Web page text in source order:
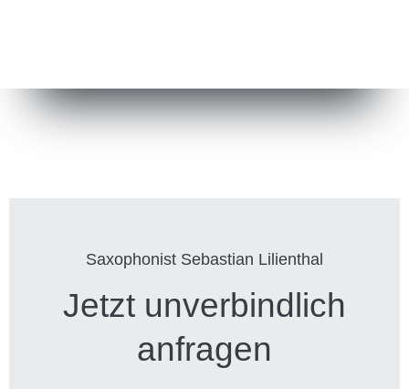
Saxophonist Sebastian Lilienthal
Jetzt unverbindlich
anfragen